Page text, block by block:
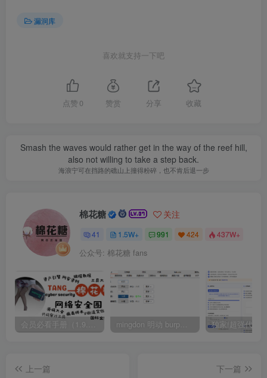
漏洞库
喜欢就支持一下吧
点赞 0 赞赏 分享 收藏
Smash the waves would rather get in the way of the reef hill,
also not willing to take a step back.
海浪宁可在挡路的礁山上撞得粉碎，也不肯后退一步
棉花糖 关注
41 1.5W+ 991 424 437W+
公众号: 棉花糖 fans
会员必看手册（1.9.0版本 26.4.5更新） mingdon 明动 burp插件0.2.6版本 本地时间校验去除版
上一篇
下一篇